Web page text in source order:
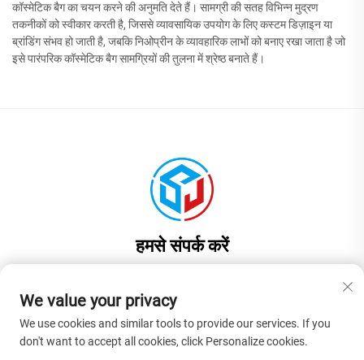
कॉस्मेटिक बैग का चयन करने की अनुमति देते हैं। सामग्री की सतह विभिन्न मुद्रण
तकनीकों को स्वीकार करती है, जिससे व्यावसायिक उपयोग के लिए कस्टम डिज़ाइन या
ब्रांडिंग संभव हो जाती है, जबकि निओप्रीन के व्यावहारिक लाभों को बनाए रखा जाता है जो
इसे पारंपरिक कॉस्मेटिक बैग सामग्रियों की तुलना में श्रेष्ठ बनाते हैं।
हमसे संपर्क करें
भवन 1, कमरा 201
फ़ोन:
+86-13922937958
ई-मेल:[email protected]
We value your privacy
We use cookies and similar tools to provide our services. If you
don't want to accept all cookies, click Personalize cookies.